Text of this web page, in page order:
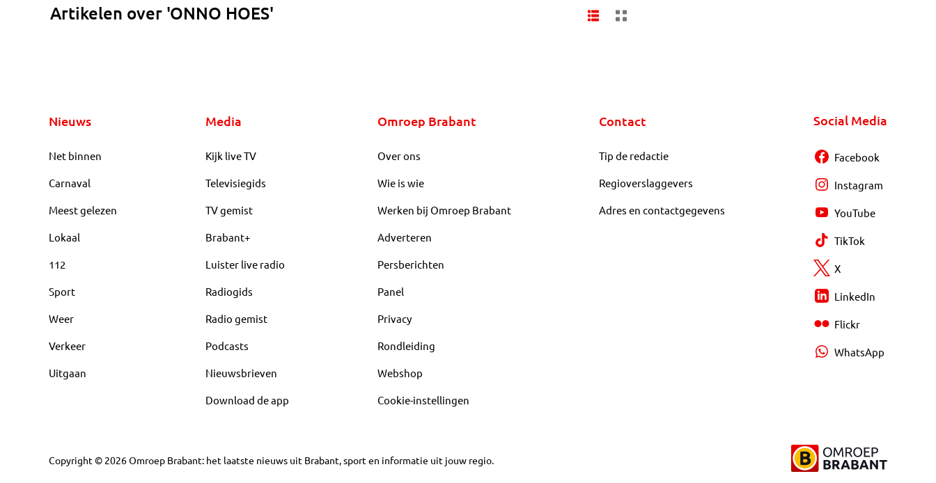
Artikelen over 'ONNO HOES'
Nieuws
Net binnen
Carnaval
Meest gelezen
Lokaal
112
Sport
Weer
Verkeer
Uitgaan
Media
Kijk live TV
Televisiegids
TV gemist
Brabant+
Luister live radio
Radiogids
Radio gemist
Podcasts
Nieuwsbrieven
Download de app
Omroep Brabant
Over ons
Wie is wie
Werken bij Omroep Brabant
Adverteren
Persberichten
Panel
Privacy
Rondleiding
Webshop
Cookie-instellingen
Contact
Tip de redactie
Regioverslaggevers
Adres en contactgegevens
Social Media
Facebook
Instagram
YouTube
TikTok
X
LinkedIn
Flickr
WhatsApp
Copyright © 2026Omroep Brabant: het laatste nieuws uit Brabant, sport en informatie uit jouw regio.